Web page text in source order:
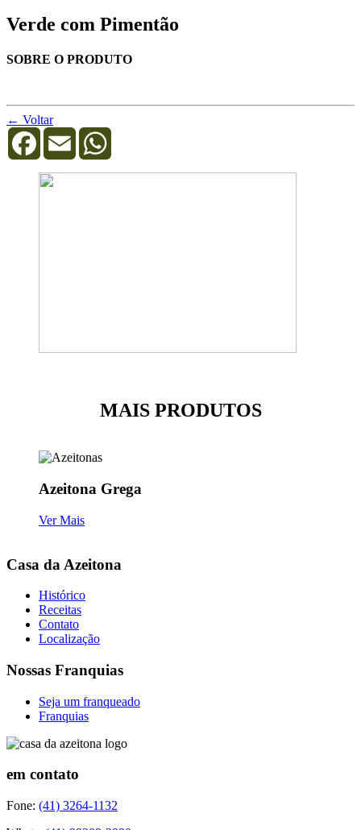
Verde com Pimentão
SOBRE O PRODUTO
← Voltar
FacebookEmail
MAIS PRODUTOS
Azeitona Grega
Ver Mais
Casa da Azeitona
Histórico
Receitas
Contato
Localização
Nossas Franquias
Seja um franqueado
Franquias
em contato
Fone: (41) 3264-1132